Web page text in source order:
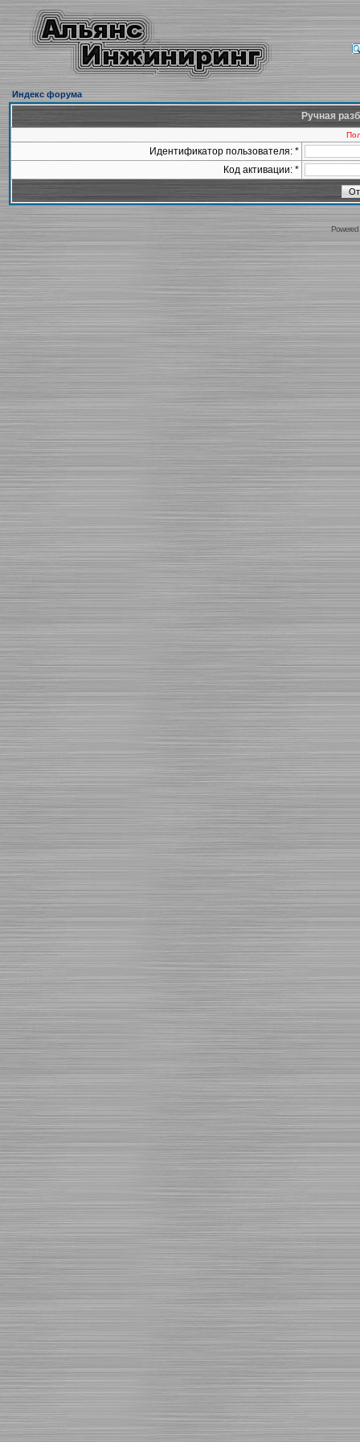
Индекс форума
Ручная
Идентификатор пользователя: *
Код активации: *